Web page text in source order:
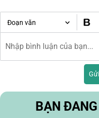
Đoạn văn
BẠN